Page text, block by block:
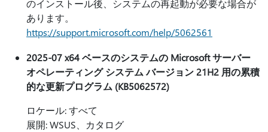
のインストール後、システムの再起動が必要な場合が
あります。
https://support.microsoft.com/help/5062561
2025-07 x64 ベースのシステムの Microsoft サーバー
オペレーティング システム バージョン 21H2 用の累積
的な更新プログラム (KB5062572)
ロケール: すべて
展開: WSUS、カタログ